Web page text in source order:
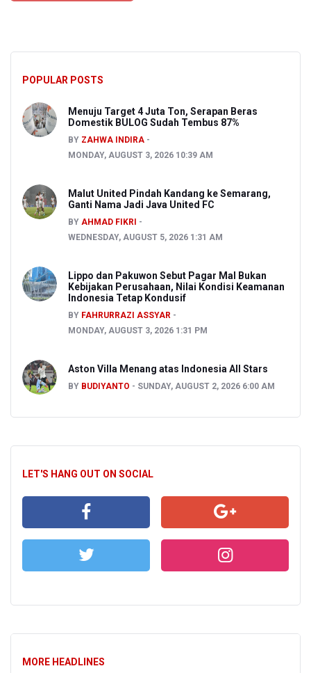
POPULAR POSTS
Menuju Target 4 Juta Ton, Serapan Beras
Domestik BULOG Sudah Tembus 87%
BY ZAHWA INDIRA
MONDAY, AUGUST 3, 2026 10:39 AM
Malut United Pindah Kandang ke Semarang,
Ganti Nama Jadi Java United FC
BY AHMAD FIKRI
WEDNESDAY, AUGUST 5, 2026 1:31 AM
Lippo dan Pakuwon Sebut Pagar Mal Bukan
Kebijakan Perusahaan, Nilai Kondisi Keamanan
Indonesia Tetap Kondusif
BY FAHRURRAZI ASSYAR
MONDAY, AUGUST 3, 2026 1:31 PM
Aston Villa Menang atas Indonesia All Stars
BY BUDIYANTO SUNDAY, AUGUST 2, 2026 6:00 AM
LET'S HANG OUT ON SOCIAL
MORE HEADLINES